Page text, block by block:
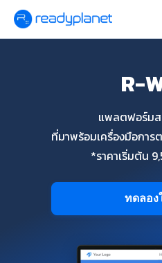
R-
แพลตฟอร์มส
ที่มาพร้อมเครื่องมือกา
*ราคาเริ่มต้น
ทดลอง